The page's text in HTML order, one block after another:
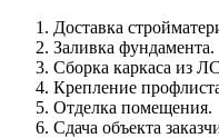
Доставка
Заливка фундамента.
Сборка каркаса из
Крепление
Отделка помещения.
Сдача объекта